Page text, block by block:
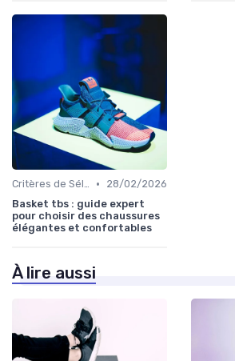
Critères de Sélection •
28/02/2026
Basket tbs : guide expert
pour choisir des chaussures
élégantes et confortables
À lire aussi